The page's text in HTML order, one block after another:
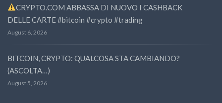
CRYPTO.COM ABBASSA DI NUOVO I CASHBACK
DELLE CARTE #bitcoin #crypto #trading
August 6, 2026
BITCOIN, CRYPTO: QUALCOSA STA CAMBIANDO?
(ASCOLTA…)
August 5, 2026